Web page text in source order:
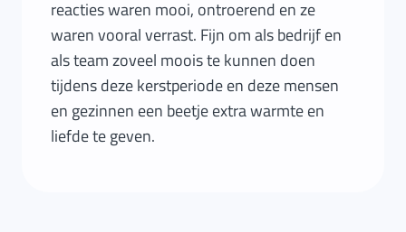
reacties waren mooi, ontroerend en ze
waren vooral verrast. Fijn om als bedrijf en
als team zoveel moois te kunnen doen
tijdens deze kerstperiode en deze mensen
en gezinnen een beetje extra warmte en
liefde te geven.